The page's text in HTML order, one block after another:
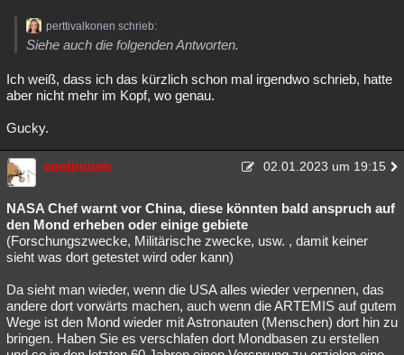
perttivalkonen schrieb:
Siehe auch die folgenden Antworten.
Ich weiß, dass ich das kürzlich schon mal irgendwo schrieb, hatte
aber nicht mehr im Kopf, wo genau.
Gucky.
continuum 02.01.2023 um 19:15
NASA Chef warnt vor China, diese könnten bald anspruch auf
den Mond erheben oder einige gebiete
(Forschungszwecke, Militärische zwecke, usw. , damit keiner
sieht was dort getestet wird oder kann)
Da sieht man wieder, wenn die USA alles wieder verpennen, das
andere dort vorwärts machen, auch wenn die ARTEMIS auf gutem
Wege ist den Mond wieder mit Astronauten (Menschen) dort hin zu
bringen. Haben Sie es verschlafen dort Mondbasen zu erstellen